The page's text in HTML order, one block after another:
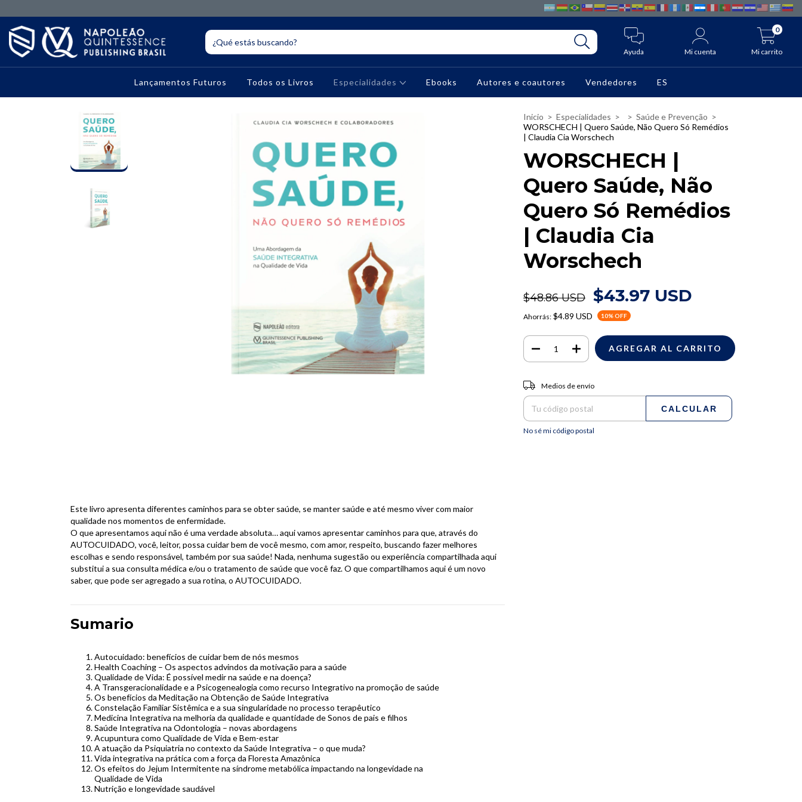
Ayuda Mi cuenta Mi carrito
0
Lançamentos Futuros Todos os Livros Especialidades Ebooks Autores e coautores Vendedores ES
Este livro apresenta diferentes caminhos para se obter saúde, se manter saúde e até mesmo viver com maior
qualidade nos momentos de enfermidade.
O que apresentamos aqui não é uma verdade absoluta… aqui vamos apresentar caminhos para que, através do
AUTOCUIDADO, você, leitor, possa cuidar bem de você mesmo, com amor, respeito, buscando fazer melhores
escolhas e sendo responsável, também por sua saúde! Nada, nenhuma sugestão ou experiência compartilhada aqui
substitui a sua consulta médica e/ou o tratamento de saúde que você faz. O que compartilhamos aqui é um novo
saber, que pode ser agregado a sua rotina, o AUTOCUIDADO.
Sumario
Autocuidado: benefícios de cuidar bem de nós mesmos
Health Coaching – Os aspectos advindos da motivação para a saúde
Qualidade de Vida: É possível medir na saúde e na doença?
A Transgeracionalidade e a Psicogenealogia como recurso Integrativo na promoção de saúde
Os benefícios da Meditação na Obtenção de Saúde Integrativa
Constelação Familiar Sistêmica e a sua singularidade no processo terapêutico
Medicina Integrativa na melhoria da qualidade e quantidade de Sonos de pais e filhos
Saúde Integrativa na Odontologia – novas abordagens
Acupuntura como Qualidade de Vida e Bem-estar
A atuação da Psiquiatria no contexto da Saúde Integrativa – o que muda?
Vida integrativa na prática com a força da Floresta Amazônica
Os efeitos do Jejum Intermitente na síndrome metabólica impactando na longevidade na
Qualidade de Vida
Nutrição e longevidade saudável
Inicio > Especialidades > > Saúde e Prevenção >
WORSCHECH | Quero Saúde, Não Quero Só Remédios
| Claudia Cia Worschech
WORSCHECH |
Quero Saúde, Não
Quero Só Remédios
| Claudia Cia
Worschech
$48.86 USD $43.97 USD
Ahorrás: $4.89 USD 10% OFF
Entregas para el CP:
Medios de envío
CALCULAR
No sé mi código postal